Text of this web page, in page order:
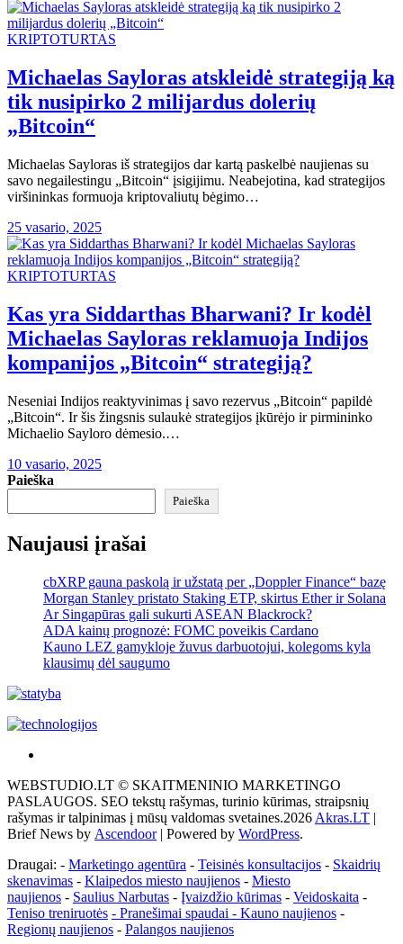
KRIPTOTURTAS
Michaelas Sayloras atskleidė strategiją ką
tik nusipirko 2 milijardus dolerių
„Bitcoin“
Michaelas Sayloras iš strategijos dar kartą paskelbė naujienas su
savo negailestingu „Bitcoin“ įsigijimu. Neabejotina, kad strategijos
viršininkas formuoja kriptovaliutų bėgimo…
25 vasario, 2025
KRIPTOTURTAS
Kas yra Siddarthas Bharwani? Ir kodėl
Michaelas Sayloras reklamuoja Indijos
kompanijos „Bitcoin“ strategiją?
Neseniai Indijos reaktyvinimas į savo rezervus „Bitcoin“ papildė
„Bitcoin“. Ir šis žingsnis sulaukė strategijos įkūrėjo ir pirmininko
Michaelio Sayloro dėmesio.…
10 vasario, 2025
Paieška
Paieška
Naujausi įrašai
cbXRP gauna paskolą ir užstatą per „Doppler Finance“ bazę
Morgan Stanley pristato Staking ETP, skirtus Ether ir Solana
Ar Singapūras gali sukurti ASEAN Blackrock?
ADA kainų prognozė: FOMC poveikis Cardano
Kauno LEZ gamykloje žuvus darbuotojui, kolegoms kyla
klausimų dėl saugumo
tai
žemės
ploto
matavimo
Pagrindinis
WEBSTUDIO.LT © SKAITMENINIO MARKETINGO
PASLAUGOS. SEO tekstų rašymas, turinio kūrimas, straipsnių
rašymas ir talpinimas į mūsų valdomas svetaines.2026 Akras.LT |
Brief News by Ascendoor| Powered by WordPress.
Draugai: - Marketingo agentūra - Teisinės konsultacijos - Skaidrių
skenavimas - Klaipedos miesto naujienos - Miesto
naujienos - Saulius Narbutas - Įvaizdžio kūrimas - Veidoskaita -
Teniso treniruotės - Pranešimai spaudai - Kauno naujienos -
Regionų naujienos - Palangos naujienos